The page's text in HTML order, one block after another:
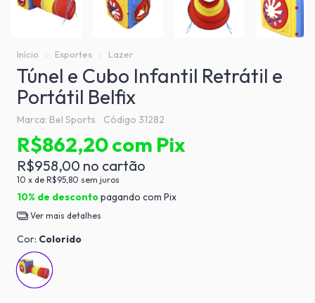
Início Esportes Lazer
Túnel e Cubo Infantil Retrátil e
Portátil Belfix
Marca: Bel Sports Código 31282
R$958,00
R$862,20com Pix
10 x de R$95,80 sem juros
10% de descontopagando com Pix
Ver mais detalhes
Cor: Colorido